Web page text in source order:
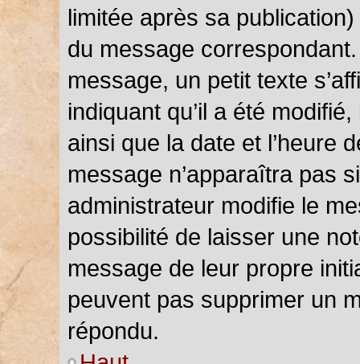
limitée après sa
du message
message, un petit texte
indiquant qu’il a été
ainsi que la date et l’heure
message n’apparaîtra pas
administrateur modifie le
possibilité de laisser une
message de leur propre
peuvent pas supprimer un
répondu.